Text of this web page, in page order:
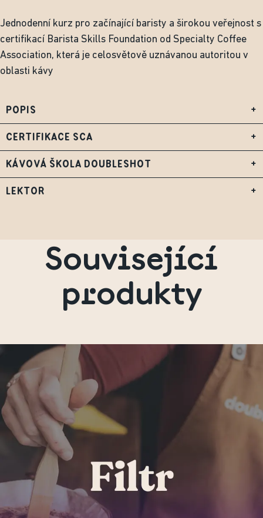
Jednodenní kurz pro začínající baristy a širokou veřejnost s
certifikací Barista Skills Foundation od Specialty Coffee
Association, která je celosvětově uznávanou autoritou v
oblasti kávy
POPIS +
CERTIFIKACE SCA +
KÁVOVÁ ŠKOLA DOUBLESHOT +
LEKTOR +
Související
produkty